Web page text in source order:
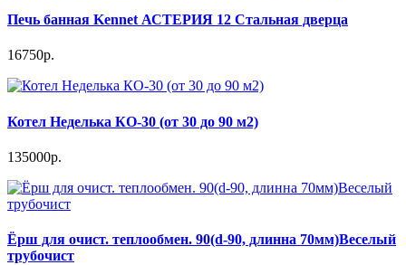
Печь банная Kennet АСТЕРИЯ 12 Стальная дверца
16750р.
Котел Неделька КО-30 (от 30 до 90 м2)
135000р.
Ёрш для очист. теплообмен. 90(d-90, длинна 70мм)Веселый
трубочист